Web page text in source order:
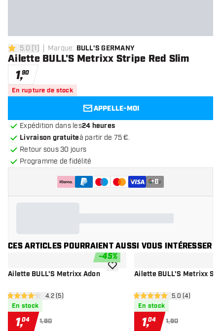
5 étoiles de notation
5.0 [1] Marque: BULL'S GERMANY
Ailette BULL'S Metrixx Stripe Red Slim
1,90
En rupture de stock
APPELLE-MOI
Expédition dans les24 heures
Livraison gratuiteà partir de 75 €.
Retour sous 30 jours
Programme de fidélité
+6
CES ARTICLES POURRAIENT AUSSI VOUS INTÉRESSER
-45%
Ailette BULL'S Metrixx Adon
ouvrir le panneau des avis
4.2 étoiles de notation
4.2 (5)
En stock
1,04 1,90
ajouter à la liste de souhaits
Ailette BULL'S Metrixx
ouvrir le
5 étoiles de notation
5.0 (4)
En stock
1,04 1,90